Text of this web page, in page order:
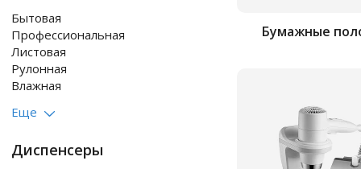
Бытовая
Профессиональная
Листовая
Рулонная
Влажная
Еще
Диспенсеры
Бумажные